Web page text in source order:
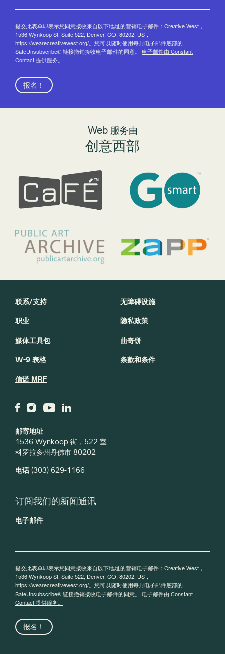
提交此表单即表示您同意接收来自以下地址的营销电子邮件：Creative West，
1536 Wynkoop St, Suite 522, Denver, CO, 80202, US，
https://wearecreativewest.org/。您可以随时使用每封电子邮件底部的
SafeUnsubscribe® 链接撤销接收电子邮件的同意。 电子邮件由 Constant
Contact 提供服务。
报名！
Web 服务由
创意西部
邮寄地址
1536 Wynkoop 街，522 室
科罗拉多州丹佛市 80202
电话(303) 629-1166
联系/支持
职业
媒体工具包
W-9 表格
信诺 MRF
无障碍设施
隐私政策
曲奇饼
条款和条件
订阅我们的新闻通讯
电子邮件
提交此表单即表示您同意接收来自以下地址的营销电子邮件：Creative West，
1536 Wynkoop St, Suite 522, Denver, CO, 80202, US，
https://wearecreativewest.org/。您可以随时使用每封电子邮件底部的
SafeUnsubscribe® 链接撤销接收电子邮件的同意。 电子邮件由 Constant
Contact 提供服务。
报名！